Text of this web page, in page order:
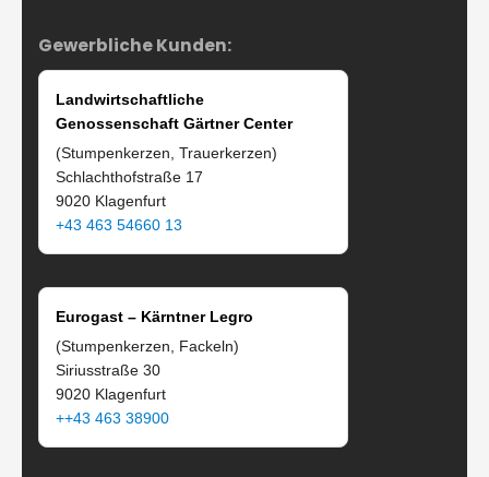
Gewerbliche Kunden:
Landwirtschaftliche
Genossenschaft Gärtner Center
(Stumpenkerzen, Trauerkerzen)
Schlachthofstraße 17
9020 Klagenfurt
+43 463 54660 13
Eurogast – Kärntner Legro
(Stumpenkerzen, Fackeln)
Siriusstraße 30
9020 Klagenfurt
++43 463 38900